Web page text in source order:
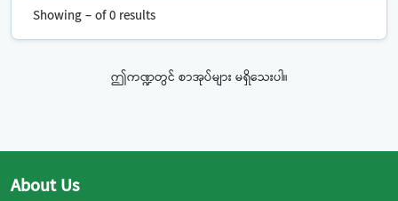
Showing – of 0 results
ဤကဏ္ဍတွင် စာအုပ်များ မရှိသေးပါ။
About Us